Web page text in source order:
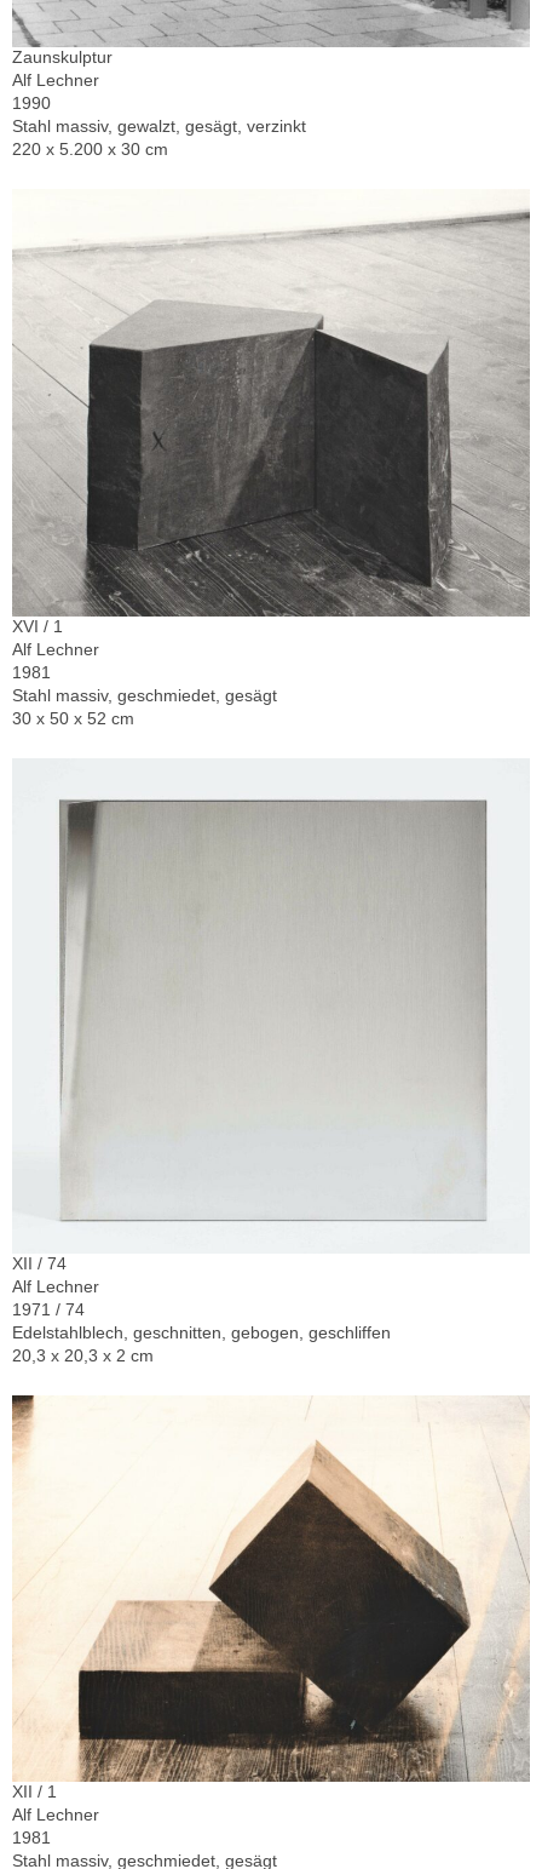
Zaunskulptur
Alf Lechner
1990
Stahl massiv, gewalzt, gesägt, verzinkt
220 x 5.200 x 30 cm
XVI / 1
Alf Lechner
1981
Stahl massiv, geschmiedet, gesägt
30 x 50 x 52 cm
XII / 74
Alf Lechner
1971 / 74
Edelstahlblech, geschnitten, gebogen, geschliffen
20,3 x 20,3 x 2 cm
XII / 1
Alf Lechner
1981
Stahl massiv, geschmiedet, gesägt